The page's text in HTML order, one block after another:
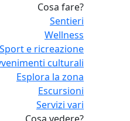
Cosa fare?
Sentieri
Wellness
Sport e ricreazione
culturali
Esplora la zona
Escursioni
Servizi vari